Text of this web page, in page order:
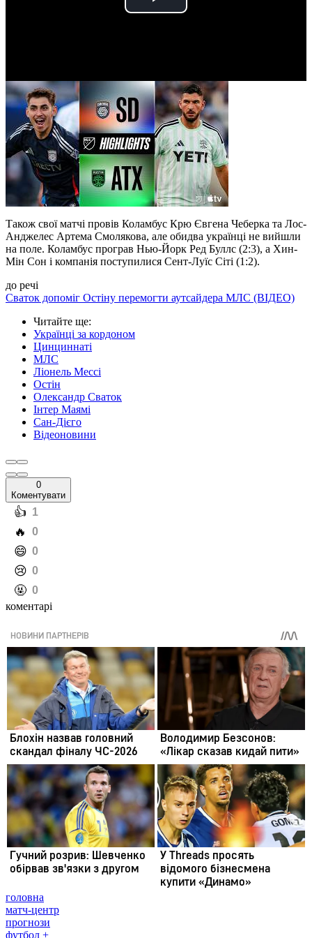
Play
Також свої матчі провів Коламбус Крю Євгена Чеберка та Лос-
Анджелес Артема Смолякова, але обидва українці не вийшли
на поле. Коламбус програв Нью-Йорк Ред Буллс (2:3), а Хин-
Мін Сон і компанія поступилися Сент-Луїс Сіті (1:2).
до речі
Сваток допоміг Остіну перемогти аутсайдера МЛС (ВІДЕО)
Читайте ще:
Українці за кордоном
Цинциннаті
МЛС
Ліонель Мессі
Остін
Олександр Сваток
Інтер Маямі
Сан-Дієго
Відеоновини
0
Коментувати
️👍 1
️🔥 0
️😄 0
️😢 0
️🤬 0
коментарі
головна
матч-центр
прогнози
футбол +